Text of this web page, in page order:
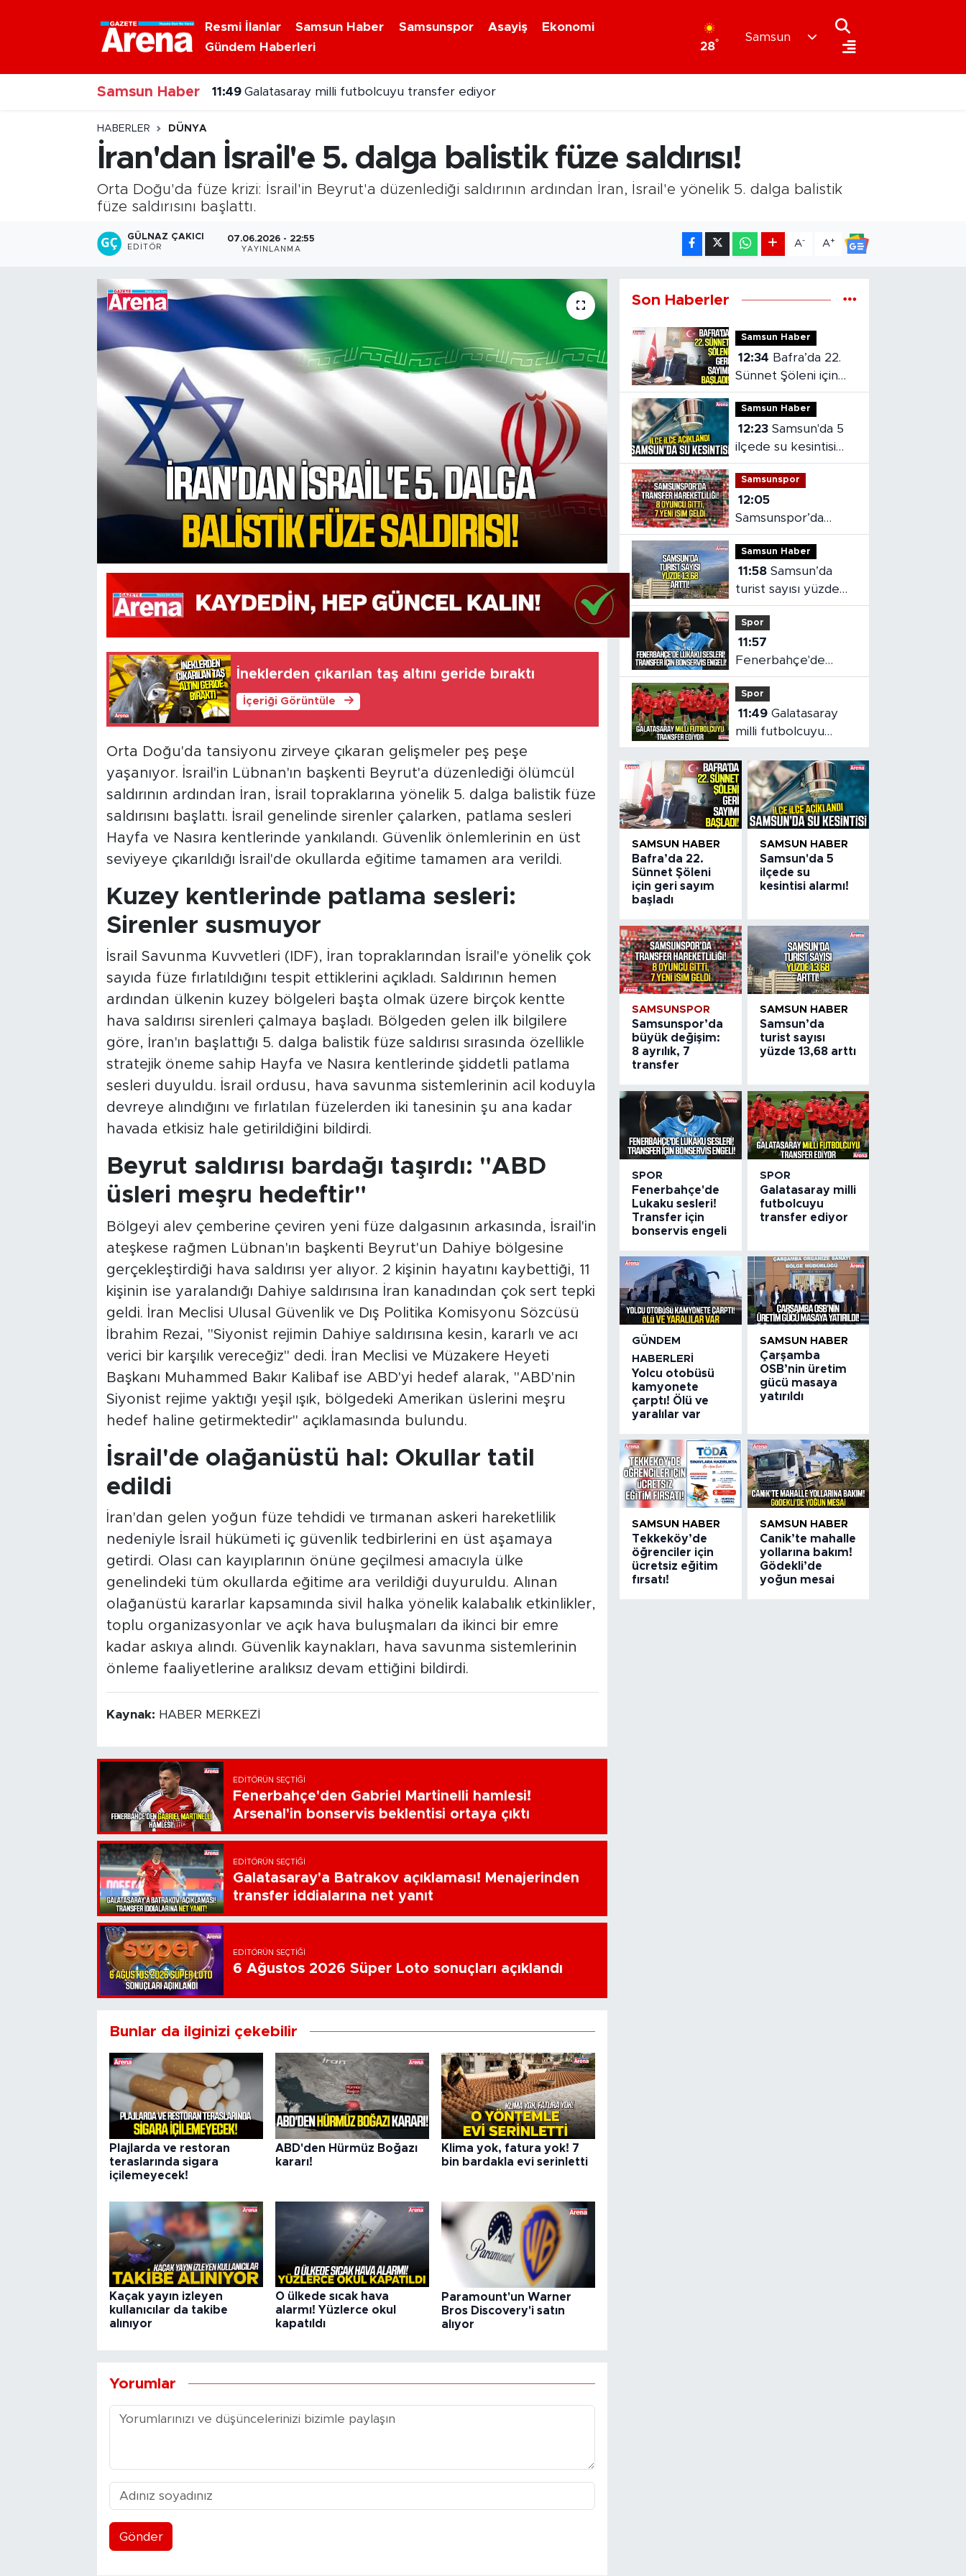
Resmi İlanlar Samsun Haber Samsunspor Asayiş
Ekonomi
Gündem Haberleri
28°
Samsun
Samsun Haber 11:49 Galatasaray milli futbolcuyu transfer ediyor
HABERLER DÜNYA
İran'dan İsrail'e 5. dalga balistik füze saldırısı!
Orta Doğu'da füze krizi: İsrail'in Beyrut'a düzenlediği saldırının ardından İran, İsrail'e yönelik 5. dalga balistik
füze saldırısını başlattı.
GÜLNAZ ÇAKICI
EDITÖR
07.06.2026 - 22:55
YAYINLANMA
A- A+
İneklerden çıkarılan taş altını geride bıraktı
İçeriği Görüntüle
Orta Doğu'da tansiyonu zirveye çıkaran gelişmeler peş peşe
yaşanıyor. İsrail'in Lübnan'ın başkenti Beyrut'a düzenlediği ölümcül
saldırının ardından İran, İsrail topraklarına yönelik 5. dalga balistik füze
saldırısını başlattı. İsrail genelinde sirenler çalarken, patlama sesleri
Hayfa ve Nasıra kentlerinde yankılandı. Güvenlik önlemlerinin en üst
seviyeye çıkarıldığı İsrail'de okullarda eğitime tamamen ara verildi.
Kuzey kentlerinde patlama sesleri:
Sirenler susmuyor
İsrail Savunma Kuvvetleri (IDF), İran topraklarından İsrail'e yönelik çok
sayıda füze fırlatıldığını tespit ettiklerini açıkladı. Saldırının hemen
ardından ülkenin kuzey bölgeleri başta olmak üzere birçok kentte
hava saldırısı sirenleri çalmaya başladı. Bölgeden gelen ilk bilgilere
göre, İran'ın başlattığı 5. dalga balistik füze saldırısı sırasında özellikle
stratejik öneme sahip Hayfa ve Nasıra kentlerinde şiddetli patlama
sesleri duyuldu. İsrail ordusu, hava savunma sistemlerinin acil koduyla
devreye alındığını ve fırlatılan füzelerden iki tanesinin şu ana kadar
havada etkisiz hale getirildiğini bildirdi.
Beyrut saldırısı bardağı taşırdı: "ABD
üsleri meşru hedeftir"
Bölgeyi alev çemberine çeviren yeni füze dalgasının arkasında, İsrail'in
ateşkese rağmen Lübnan'ın başkenti Beyrut'un Dahiye bölgesine
gerçekleştirdiği hava saldırısı yer alıyor. 2 kişinin hayatını kaybettiği, 11
kişinin ise yaralandığı Dahiye saldırısına İran kanadından çok sert tepki
geldi. İran Meclisi Ulusal Güvenlik ve Dış Politika Komisyonu Sözcüsü
İbrahim Rezai, "Siyonist rejimin Dahiye saldırısına kesin, kararlı ve acı
verici bir karşılık vereceğiz" dedi. İran Meclisi ve Müzakere Heyeti
Başkanı Muhammed Bakır Kalibaf ise ABD'yi hedef alarak, "ABD'nin
Siyonist rejime yaktığı yeşil ışık, bölgedeki Amerikan üslerini meşru
hedef haline getirmektedir" açıklamasında bulundu.
İsrail'de olağanüstü hal: Okullar tatil
edildi
İran'dan gelen yoğun füze tehdidi ve tırmanan askeri hareketlilik
nedeniyle İsrail hükümeti iç güvenlik tedbirlerini en üst aşamaya
getirdi. Olası can kayıplarının önüne geçilmesi amacıyla ülke
genelindeki tüm okullarda eğitime ara verildiği duyuruldu. Alınan
olağanüstü kararlar kapsamında sivil halka yönelik kalabalık etkinlikler,
toplu organizasyonlar ve açık hava buluşmaları da ikinci bir emre
kadar askıya alındı. Güvenlik kaynakları, hava savunma sistemlerinin
önleme faaliyetlerine aralıksız devam ettiğini bildirdi.
Kaynak: HABER MERKEZİ
EDITÖRÜN SEÇTIĞI
Fenerbahçe'den Gabriel Martinelli hamlesi!
Arsenal'in bonservis beklentisi ortaya çıktı
EDITÖRÜN SEÇTIĞI
Galatasaray'a Batrakov açıklaması! Menajerinden
transfer iddialarına net yanıt
EDITÖRÜN SEÇTIĞI
6 Ağustos 2026 Süper Loto sonuçları açıklandı
Bunlar da ilginizi çekebilir
Plajlarda ve restoran
teraslarında sigara
içilemeyecek!
ABD'den Hürmüz Boğazı
kararı!
Klima yok, fatura yok! 7
bin bardakla evi serinletti
Kaçak yayın izleyen
kullanıcılar da takibe
alınıyor
O ülkede sıcak hava
alarmı! Yüzlerce okul
kapatıldı
Paramount'un Warner
Bros Discovery'i satın
alıyor
Yorumlar
Gönder
Son Haberler
Samsun Haber
12:34
Sünnet Şöleni için
geri sayım başladı
Samsun Haber
12:23 Samsun'da 5
ilçede su kesintisi
alarmı!
Samsunspor
12:05
Samsunspor’da
büyük değişim: 8
ayrılık, 7 transfer
Samsun Haber
11:58 Samsun’da
turist sayısı yüzde
13,68 arttı
Spor
11:57
Fenerbahçe'de
Lukaku sesleri!
Transfer için
bonservis engeli
Spor
11:49 Galatasaray
milli futbolcuyu
transfer ediyor
SAMSUN HABER
Bafra’da 22.
Sünnet Şöleni
için geri sayım
başladı
SAMSUN HABER
Samsun'da 5
ilçede su
kesintisi alarmı!
SAMSUNSPOR
Samsunspor’da
büyük değişim:
8 ayrılık, 7
transfer
SAMSUN HABER
Samsun’da
turist sayısı
yüzde 13,68 arttı
SPOR
Fenerbahçe'de
Lukaku sesleri!
Transfer için
bonservis engeli
SPOR
Galatasaray milli
futbolcuyu
transfer ediyor
GÜNDEM
HABERLERI
Yolcu otobüsü
kamyonete
çarptı! Ölü ve
yaralılar var
SAMSUN HABER
Çarşamba
OSB’nin üretim
gücü masaya
yatırıldı
SAMSUN HABER
Tekkeköy’de
öğrenciler için
ücretsiz eğitim
fırsatı!
SAMSUN HABER
Canik’te mahalle
yollarına bakım!
Gödekli’de
yoğun mesai
Nöbetçi Eczaneler
Hava Durumu
Samsun Namaz Vakitleri
Trafik Durumu
Süper Lig Puan Durumu ve Fikstür
Tüm Manşetler
Haber Arşivi